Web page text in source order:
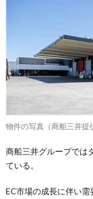
物件の写真（商船三井提
商船三井グループでは
ている。
EC市場の成長に伴い